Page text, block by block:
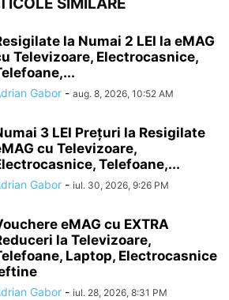
la Numai 2 LEI la eMAG
Televizoare, Electrocasnice,
Gabor - aug. 8, 2026, 10:52 AM
3 LEI Prețuri la Resigilate
cu Televizoare,
Telefoane,...
Gabor - iul. 30, 2026, 9:26 PM
eMAG cu EXTRA
la Televizoare,
Laptop, Electrocasnice
Gabor - iul. 28, 2026, 8:31 PM